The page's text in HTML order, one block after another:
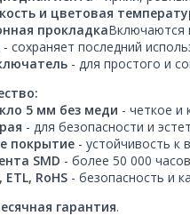
и цветовая
прокладкаВключаются
- сохраняет последний
- для простого и
5 мм без меди - четкое и
- для безопасности и
покрытие - устойчивость к
SMD - более 50 000 часов
RoHS - безопасность и
гарантия.